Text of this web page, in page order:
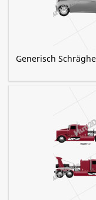
Generisch